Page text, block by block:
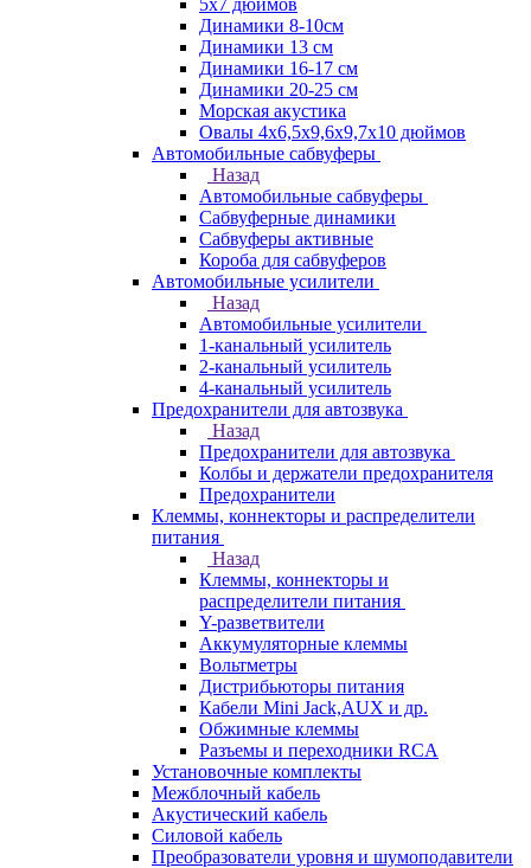
5x7 дюймов
Динамики 8-10см
Динамики 13 см
Динамики 16-17 см
Динамики 20-25 см
Морская акустика
Овалы 4х6,5х9,6x9,7х10 дюймов
Автомобильные сабвуферы
Назад
Автомобильные сабвуферы
Сабвуферные динамики
Сабвуферы активные
Короба для сабвуферов
Автомобильные усилители
Назад
Автомобильные усилители
1-канальный усилитель
2-канальный усилитель
4-канальный усилитель
Предохранители для автозвука
Назад
Предохранители для автозвука
Колбы и держатели предохранителя
Предохранители
Клеммы, коннекторы и распределители
питания
Назад
Клеммы, коннекторы и
распределители питания
Y-разветвители
Аккумуляторные клеммы
Вольтметры
Дистрибьюторы питания
Кабели Mini Jack,AUX и др.
Обжимные клеммы
Разъемы и переходники RCA
Установочные комплекты
Межблочный кабель
Акустический кабель
Силовой кабель
Преобразователи уровня и шумоподавители